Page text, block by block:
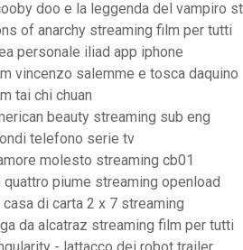
doo e la leggenda del vampiro
of anarchy streaming film per tutti
personale iliad app iphone
vincenzo salemme e tosca daquino
tai chi chuan
beauty streaming sub eng
telefono serie tv
molesto streaming cb01
quattro piume streaming openload
casa di carta 2 x 7 streaming
da alcatraz streaming film per tutti